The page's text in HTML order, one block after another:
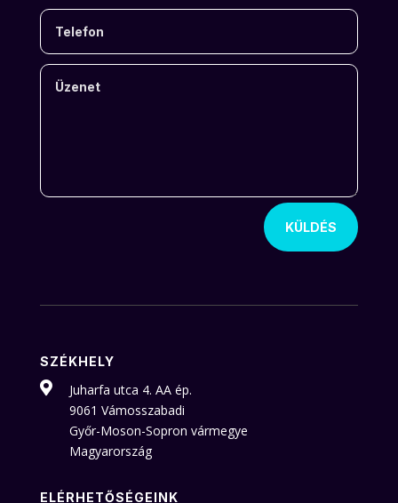
KÜLDÉS
SZÉKHELY

Juharfa utca 4. AA ép.
9061 Vámosszabadi
Győr-Moson-Sopron vármegye
Magyarország
ELÉRHETŐSÉGEINK